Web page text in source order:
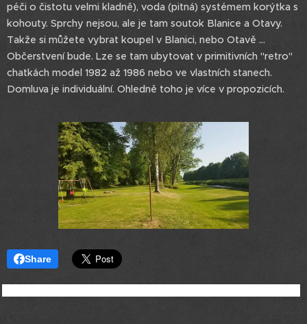
péči o čistotu velmi kladně), voda (pitná) systémem korýtka s
kohouty. Sprchy nejsou, ale je tam soutok Blanice a Otavy.
Takže si můžete vybrat koupel v Blanici, nebo Otavě ...
Občerstvení bude. Lze se tam ubytovat v primitivních "retro"
chatkách model 1982 až 1986 nebo ve vlastních stanech.
Domluva je individuální. Ohledně toho je více v propozicích.
Share